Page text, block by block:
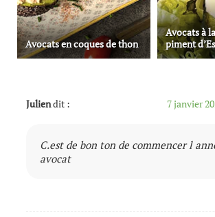
Avocats en coques de thon
Avocats à
piment
Juliendit : 7 janvier
C.est de bon ton de commencer l
avocat